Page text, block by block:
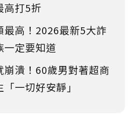
高打5折
最高！2026最新5大詐
一定要知道
崩潰！60歲男對著超商
一切好安靜」